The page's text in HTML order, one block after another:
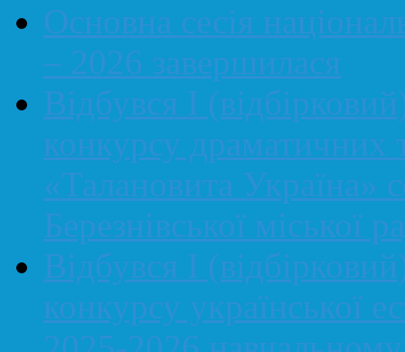
Основна сесія
– 2026 завершилася
Відбувся І
конкурсу драматичних
«Талановита Україна»
Березнівської міської
Відбувся І
конкурсу української